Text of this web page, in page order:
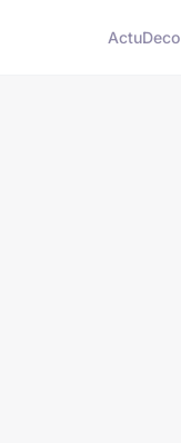
ActuDeco